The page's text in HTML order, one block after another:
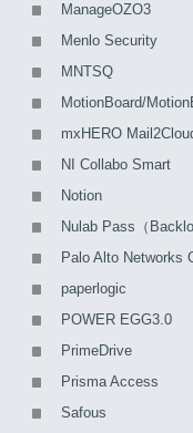
項目 内容
アプリケーシ
ョンの説明
例
ョンロゴ
ManageOZO3
Menlo Security
MNTSQ
MotionBoard/
mxHERO
NI Collabo Smart
Notion
Nulab Pass（
Palo Alto Networks
paperlogic
POWER EGG3.0
PrimeDrive
Prisma Access
Safous